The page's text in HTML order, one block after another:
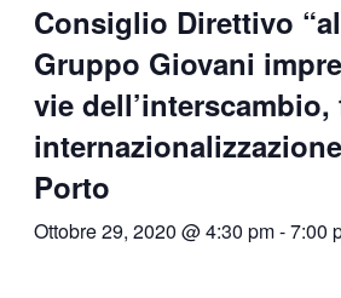
Consiglio Direttivo
Gruppo Giovani
vie
Porto
Ottobre 29, 2020 @ 4:30 pm-7:00